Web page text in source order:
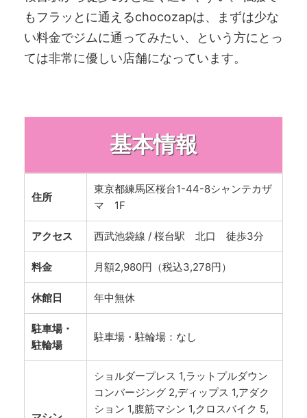
もフラッとに通えるchocozapは、まずは少な
い料金でジムに通ってみたい、という方にとっ
ては非常に優しい店舗になっています。
基本情報
住所
東京都練馬区桜台1-44-8シャンテカザ
マ 1F
アクセス 西武池袋線 / 桜台駅 北口 徒歩3分
料金 月額2,980円（税込3,278円）
休館日 年中無休
駐車場・
駐輪場
駐車場・駐輪場：なし
ショルダープレス 1,ラットプルダウン
コンバージング 2,ディップス 1,アダク
ション 1,腹筋マシン 1,クロスバイク 5,